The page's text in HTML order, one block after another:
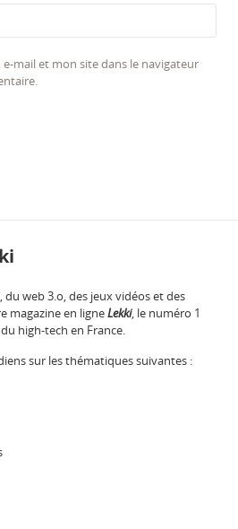
mail et mon site dans le navigateur
web 3.o, des jeux vidéos et des
magazine en ligneLekki, le numéro 1
high-tech en France.
sur les thématiques suivantes :